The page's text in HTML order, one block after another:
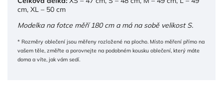
cm, XL – 50 cm
Modelka na fotce měří 180 cm a má na sobě velikost S.
* Rozměry oblečení jsou měřeny rozložené na plocho. Místo měření přímo na
vašem těle, změřte a porovnejte na podobném kousku oblečení, který máte
doma a víte, jak vám sedí.